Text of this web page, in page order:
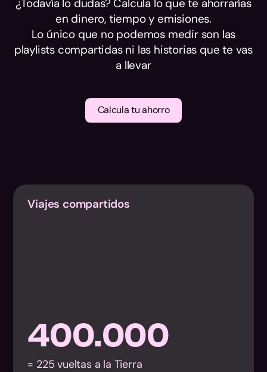
¿Todavía lo dudas? Calcula lo que te ahorrarías
en dinero, tiempo y emisiones.
Lo único que no podemos medir son las
playlists compartidas ni las historias que te vas
a llevar
Calcula tu ahorro
Viajes compartidos
400.000
= 225 vueltas a la Tierra